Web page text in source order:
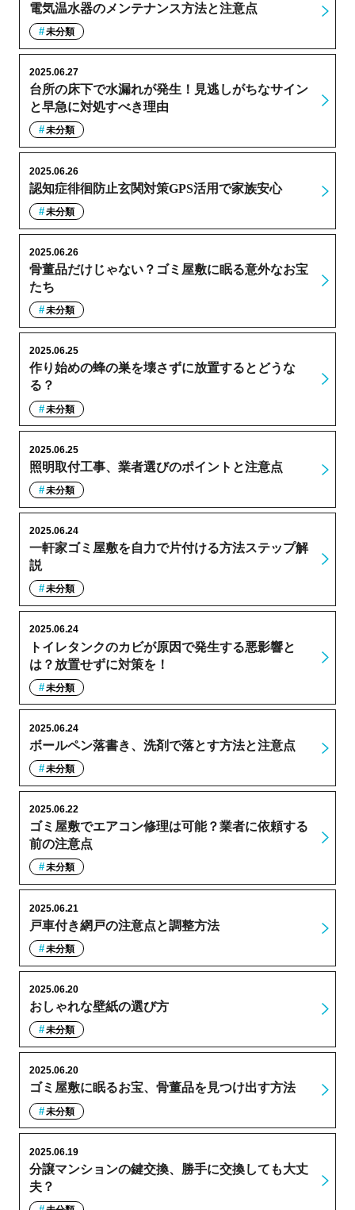
電気温水器のメンテナンス方法と注意点
未分類
台所の床下で水漏れが発生！見逃しがちなサイン
と早急に対処すべき理由
2025.06.27
未分類
認知症徘徊防止玄関対策GPS活用で家族安心
2025.06.26
未分類
骨董品だけじゃない？ゴミ屋敷に眠る意外なお宝
たち
2025.06.26
未分類
作り始めの蜂の巣を壊さずに放置するとどうな
る？
2025.06.25
未分類
照明取付工事、業者選びのポイントと注意点
2025.06.25
未分類
一軒家ゴミ屋敷を自力で片付ける方法ステップ解
説
2025.06.24
未分類
トイレタンクのカビが原因で発生する悪影響と
は？放置せずに対策を！
2025.06.24
未分類
ボールペン落書き、洗剤で落とす方法と注意点
2025.06.24
未分類
ゴミ屋敷でエアコン修理は可能？業者に依頼する
前の注意点
2025.06.22
未分類
戸車付き網戸の注意点と調整方法
2025.06.21
未分類
おしゃれな壁紙の選び方
2025.06.20
未分類
ゴミ屋敷に眠るお宝、骨董品を見つけ出す方法
2025.06.20
未分類
分譲マンションの鍵交換、勝手に交換しても大丈
夫？
2025.06.19